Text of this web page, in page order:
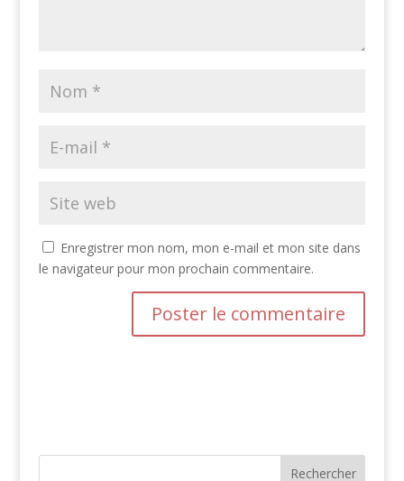
Enregistrer mon nom, mon e-mail et mon site dans
le navigateur pour mon prochain commentaire.
Rechercher